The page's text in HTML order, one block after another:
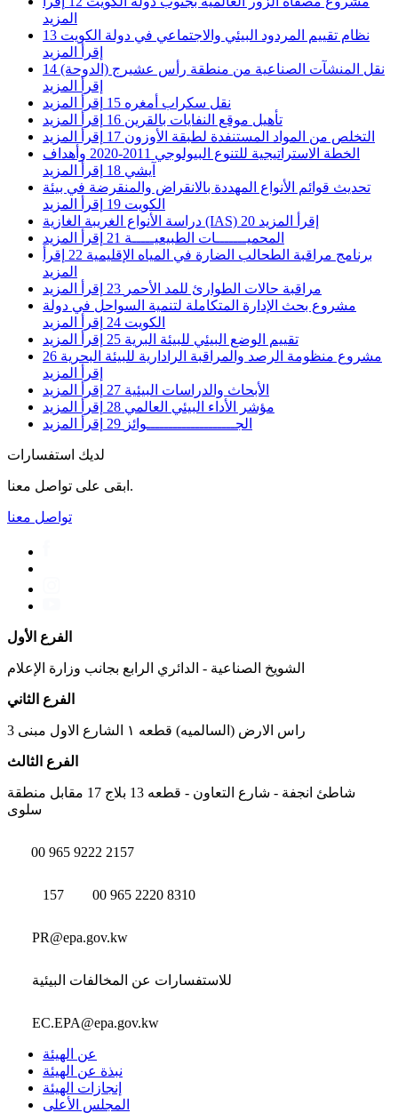
المزيد
نظام تقييم المردود البيئي والاجتماعي في دولة الكويت 13
إقرأ المزيد
نقل المنشآت الصناعية من منطقة رأس عشيرج (الدوحة) 14
إقرأ المزيد
نقل سكراب أمغره 15 إقرأ المزيد
تأهيل موقع النفايات بالقرين 16 إقرأ المزيد
التخلص من المواد المستنفدة لطبقة الأوزون 17 إقرأ المزيد
الخطة الاستراتيجية للتنوع البيولوجي 2011-2020 وأهداف
آيشي 18 إقرأ المزيد
تحديث قوائم الأنواع المهددة بالانقراض والمنقرضة في بيئة
الكويت 19 إقرأ المزيد
دراسة الأنواع الغريبة الغازية (IAS) 20 إقرأ المزيد
المحميـــــــات الطبيعيـــــة 21 إقرأ المزيد
برنامج مراقبة الطحالب الضارة في المياه الإقليمية 22 إقرأ
المزيد
مراقبة حالات الطوارئ للمد الأحمر 23 إقرأ المزيد
مشروع بحث الإدارة المتكاملة لتنمية السواحل في دولة
الكويت 24 إقرأ المزيد
تقييم الوضع البيئي للبيئة البرية 25 إقرأ المزيد
مشروع منظومة الرصد والمراقبة الرادارية للبيئة البحرية 26
إقرأ المزيد
الأبحاث والدراسات البيئية 27 إقرأ المزيد
مؤشر الأداء البيئي العالمي 28 إقرأ المزيد
الجــــــــــــــــــــوائز 29 إقرأ المزيد
لديك استفسارات
ابقى على تواصل معنا.
تواصل معنا
الفرع الأول
الشويخ الصناعية - الدائري الرابع بجانب وزارة الإعلام
الفرع الثاني
راس الارض (السالميه) قطعه ١ الشارع الاول مبنى 3
الفرع الثالث
شاطئ انجفة - شارع التعاون - قطعه 13 بلاج 17 مقابل منطقة
سلوى
00 965 9222 2157
157 00 965 2220 8310
PR@epa.gov.kw
للاستفسارات عن المخالفات البيئية
EC.EPA@epa.gov.kw
عن الهيئة
نبذة عن الهيئة
إنجازات الهيئة
المجلس الأعلى